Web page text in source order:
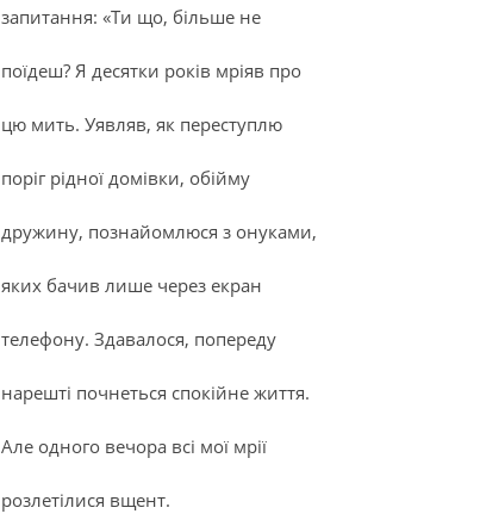
запитання: «Ти що, більше не
поїдеш? Я десятки років мріяв про
цю мить. Уявляв, як переступлю
поріг рідної домівки, обійму
дружину, познайомлюся з онуками,
яких бачив лише через екран
телефону. Здавалося, попереду
нарешті почнеться спокійне життя.
Але одного вечора всі мої мрії
розлетілися вщент.